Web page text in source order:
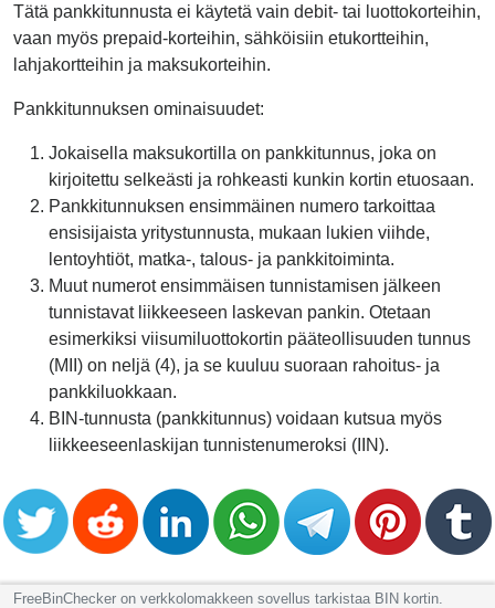
Tätä pankkitunnusta ei käytetä vain debit- tai luottokorteihin,
vaan myös prepaid-korteihin, sähköisiin etukortteihin,
lahjakortteihin ja maksukorteihin.
Pankkitunnuksen ominaisuudet:
Jokaisella maksukortilla on pankkitunnus, joka on
kirjoitettu selkeästi ja rohkeasti kunkin kortin etuosaan.
Pankkitunnuksen ensimmäinen numero tarkoittaa
ensisijaista yritystunnusta, mukaan lukien viihde,
lentoyhtiöt, matka-, talous- ja pankkitoiminta.
Muut numerot ensimmäisen tunnistamisen jälkeen
tunnistavat liikkeeseen laskevan pankin. Otetaan
esimerkiksi viisumiluottokortin pääteollisuuden tunnus
(MII) on neljä (4), ja se kuuluu suoraan rahoitus- ja
pankkiluokkaan.
BIN-tunnusta (pankkitunnus) voidaan kutsua myös
liikkeeseenlaskijan tunnistenumeroksi (IIN).
FreeBinChecker on verkkolomakkeen sovellus tarkistaa BIN kortin.